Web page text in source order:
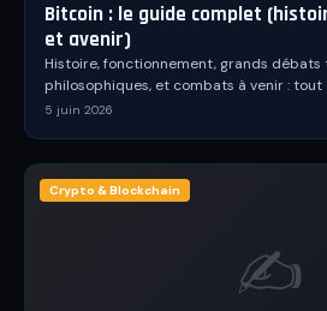
Se connecter
Bitcoin : le guide complet
et avenir)
Histoire, fonctionnement, grands
philosophiques, et combats à venir :
la première monnaie numérique
5 juin 2026
✍️
Crypto & Blockchain